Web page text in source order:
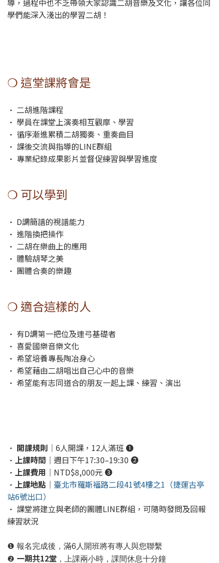
導，過程中也不乏帶領大家認識二胡音樂及文化，讓各位同
學們能深入淺出的學習二胡！
❍ 這堂課將會是
• 二胡進階課程
• 學員在課堂上演奏相互觀摩、學習
• 循序漸進累積二胡獨奏、重奏曲目
• 課後交流與指導的LINE群組
• 專業紀錄成果影片並督促練習與學習進度
❍ 可以學到
• D調簡譜的視譜能力
• 進階換把操作
• 二胡在樂曲上的應用
• 體驗胡琴之美
• 團體合奏的樂趣
❍ 適合這樣的人
• 有D調第一把位及連弓基礎者
• 喜愛國樂音樂文化
• 希望培養專長陶冶身心
• 希望藉由二胡唱出自己心中的音樂
• 希望能有志同道合的朋友一起上課、練習、演出
• 開課規則 ｜6人開課，12人滿班 ❶
• 上課時間 ｜週日下午17:30–19:30 ❷
• 上課費用 ｜NTD$8,000元 ❸
• 上課地點 ｜ 臺北市羅斯福路二段41號4樓之1（捷運古亭
站6號出口）
• 課堂將建立與老師的團體LINE群組，可隨時發問及回報
練習狀況
❶ 報名完成後，滿6人開班將有專人與您聯繫
❷ 一期共12堂 ，上課兩小時，課間休息十分鐘